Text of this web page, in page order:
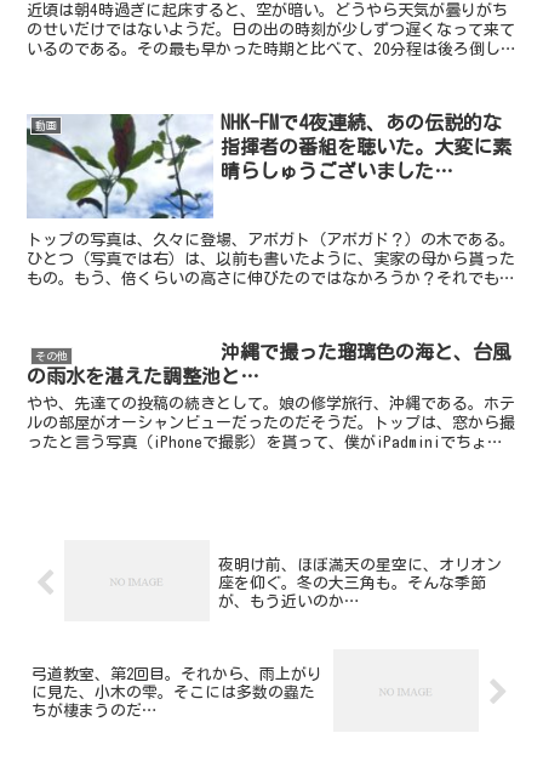
近頃は朝4時過ぎに起床すると、空が暗い。どうやら天気が曇りがち
のせいだけではないようだ。日の出の時刻が少しずつ遅くなって来て
いるのである。その最も早かった時期と比べて、20分程は後ろ倒し
動画
NHK-FMで4夜連続、あの伝説的な
指揮者の番組を聴いた。大変に素
晴らしゅうございました…
トップの写真は、久々に登場、アボガト（アボガド？）の木である。
ひとつ（写真では右）は、以前も書いたように、実家の母から貰った
もの。もう、倍くらいの高さに伸びたのではなかろうか？それでも
その他
沖縄で撮った瑠璃色の海と、台風
の雨水を湛えた調整池と…
やや、先達ての投稿の続きとして。娘の修学旅行、沖縄である。ホテ
ルの部屋がオーシャンビューだったのだそうだ。トップは、窓から撮
ったと言う写真（iPhoneで撮影）を貰って、僕がiPadminiでちょっ
夜明け前、ほぼ満天の星空に、オリオン
座を仰ぐ。冬の大三角も。そんな季節
が、もう近いのか…
弓道教室、第2回目。それから、雨上がり
に見た、小木の雫。そこには多数の蟲た
ちが棲まうのだ…